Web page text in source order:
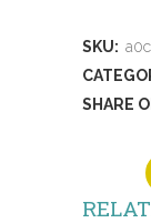
SKU:
SHARE